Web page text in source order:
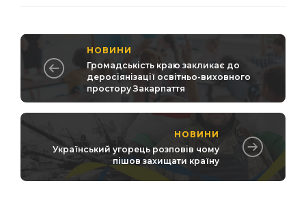
НОВИНИ
Громадськість краю закликає до
деросіянізації освітньо-виховного
простору Закарпаття
НОВИНИ
Український угорець розповів чому
пішов захищати країну